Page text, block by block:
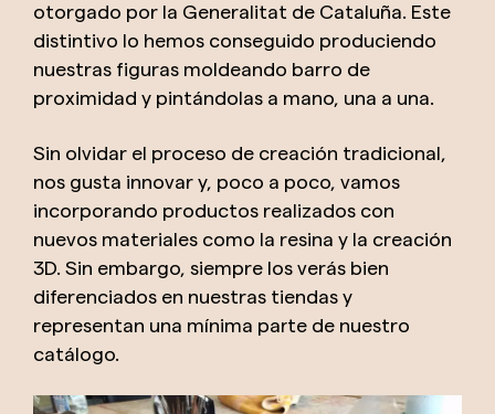
otorgado por la Generalitat de Cataluña. Este
distintivo lo hemos conseguido produciendo
nuestras figuras moldeando barro de
proximidad y pintándolas a mano, una a una.
Sin olvidar el proceso de creación tradicional,
nos gusta innovar y, poco a poco, vamos
incorporando productos realizados con
nuevos materiales como la resina y la creación
3D. Sin embargo, siempre los verás bien
diferenciados en nuestras tiendas y
representan una mínima parte de nuestro
catálogo.